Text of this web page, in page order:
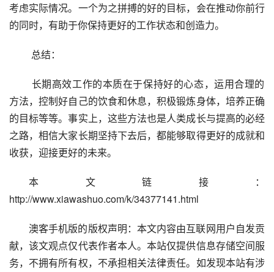
考虑实际情况。一个为之拼搏的好的目标，会在推动你前行
的同时，有助于你保持更好的工作状态和创造力。
总结：
方法，控制好自己的饮食和休息，积极锻炼身体，培养正确
的目标等等。事实上，这些方法也是人类成长与提高的必经
之路，相信大家长期坚持下去后，都能够取得更好的成就和
收获，迎接更好的未来。
本文链接：
http://www.xiawashuo.com/k/34377141.html
澳客手机版的版权声明：本文内容由互联网用户自发贡
献，该文观点仅代表作者本人。本站仅提供信息存储空间服
务，不拥有所有权，不承担相关法律责任。如发现本站有涉